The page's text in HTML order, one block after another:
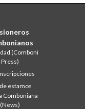
(Comboni
Press)
estamos
Comboniana
(News)